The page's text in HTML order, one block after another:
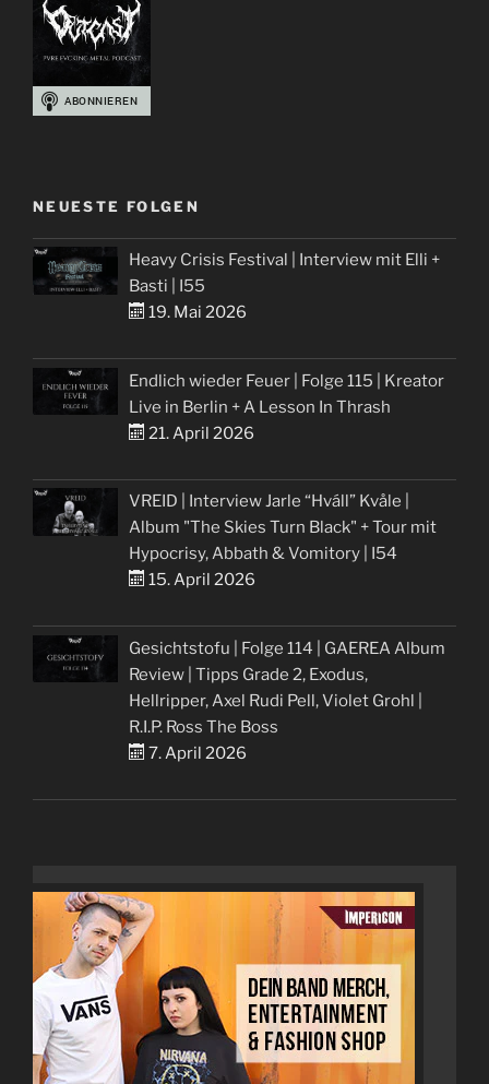
NEUESTE FOLGEN
Heavy Crisis Festival | Interview mit Elli +
Basti | I55
19. Mai 2026
Endlich wieder Feuer | Folge 115 | Kreator
Live in Berlin + A Lesson In Thrash
21. April 2026
VREID | Interview Jarle “Hváll” Kvåle |
Album "The Skies Turn Black" + Tour mit
Hypocrisy, Abbath & Vomitory | I54
15. April 2026
Gesichtstofu | Folge 114 | GAEREA Album
Review | Tipps Grade 2, Exodus,
Hellripper, Axel Rudi Pell, Violet Grohl |
R.I.P. Ross The Boss
7. April 2026